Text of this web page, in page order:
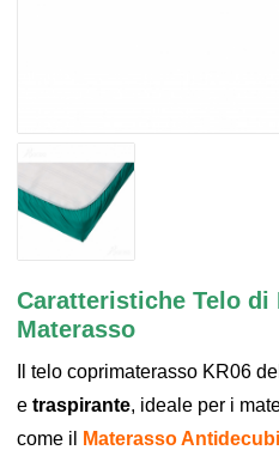
Caratteristiche Telo di
Materasso
Il telo coprimaterasso KR06
e traspirante, ideale per i
come il
Materasso